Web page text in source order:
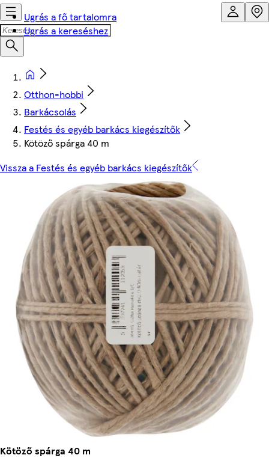
Ugrás a fő tartalomra
Ugrás a kereséshez
Otthon-hobbi
Barkácsolás
Festés és egyéb barkács kiegészítők
Kötöző spárga 40 m
Vissza a Festés és egyéb barkács kiegészítők
Kötöző spárga 40 m